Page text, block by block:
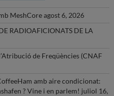
MeshCoreagost 6, 2026
RADIOAFICIONATS DE LA
de Freqüències (CNAF
amb aire condicionat:
? Vine i en parlem! juliol 16,